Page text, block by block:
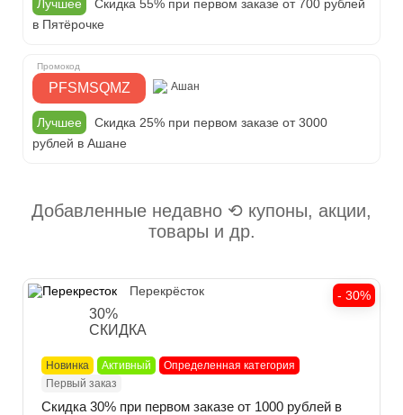
Лучшее
Скидка 55% при первом заказе от 700 рублей
в Пятёрочке
PFSMSQMZ Ашан
Лучшее
Скидка 25% при первом заказе от 3000
рублей в Ашане
Добавленные недавно ⟲ купоны, акции,
товары и др.
- 30%
30%
СКИДКА
Новинка Активный
Определенная категория
Первый заказ
Скидка 30% при первом заказе от 1000 рублей в
Перекрёсток